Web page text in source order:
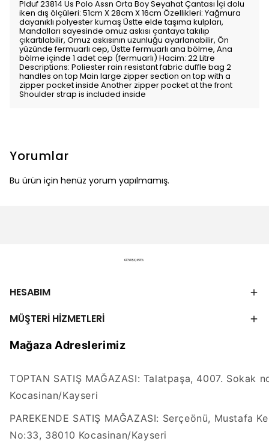
Plduf 23814 Us Polo Assn Orta Boy Seyahat Çantası İçi dolu
iken dış ölçüleri: 51cm X 28cm X 16cm Özellikleri: Yağmura
dayanıklı polyester kumaş Üstte elde taşıma kulpları,
Mandalları sayesinde omuz askısı çantaya takılıp
çıkartılabilir, Omuz askısının uzunluğu ayarlanabilir, Ön
yüzünde fermuarlı cep, Üstte fermuarlı ana bölme, Ana
bölme içinde 1 adet cep (fermuarlı) Hacim: 22 Litre
Descriptions: Poliester rain resistant fabric duffle bag 2
handles on top Main large zipper section on top with a
zipper pocket inside Another zipper pocket at the front
Shoulder strap is included inside
Yorumlar
Bu ürün için henüz yorum yapılmamış.
HESABIM
MÜŞTERİ HİZMETLERİ
Mağaza Adreslerimiz
TOPTAN SATIŞ MAĞAZASI: Talatpaşa, 4007. Sokak
Kocasinan/Kayseri
PAREKENDE SATIŞ MAĞAZASI: Serçeönü, Mustafa
No:33, 38010 Kocasinan/Kayseri